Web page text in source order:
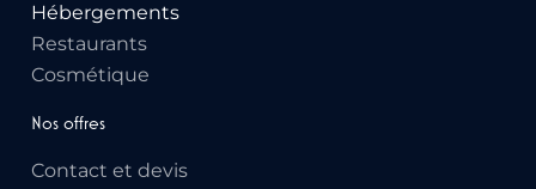
Hébergements
Restaurants
Cosmétique
Nos offres
Contact et devis